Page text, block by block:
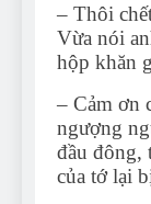
– Thôi
Vừa nói
hộp khăn
– Cảm ơn
ngượng
đầu đông,
của tớ lại